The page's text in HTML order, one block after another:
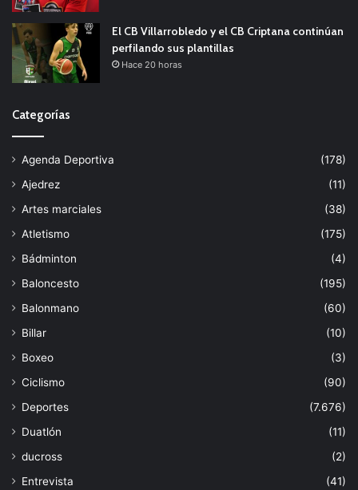
El CB Villarrobledo y el CB Criptana continúan
perfilando sus plantillas
Hace 20 horas
Categorías
Agenda Deportiva
(178)
Ajedrez
(11)
Artes marciales
(38)
Atletismo
(175)
Bádminton
(4)
Baloncesto
(195)
Balonmano
(60)
Billar
(10)
Boxeo
(3)
Ciclismo
(90)
Deportes
(7.676)
Duatlón
(11)
ducross
(2)
Entrevista
(41)